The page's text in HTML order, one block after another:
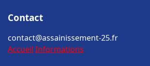
Contact
contact@assainissement-25.fr
Accueil Informations